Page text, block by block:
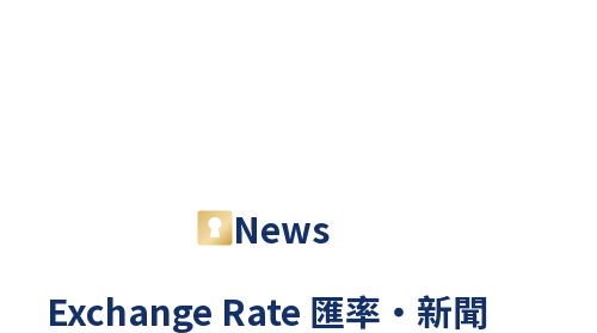
News
Exchange Rate 匯率・新聞